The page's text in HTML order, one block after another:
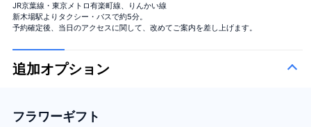
JR京葉線・東京メトロ有楽町線、りんかい線
新木場駅よりタクシー・バスで約5分。
予約確定後、当日のアクセスに関して、改めてご案内を差し上げます。
追加オプション
フラワーギフト